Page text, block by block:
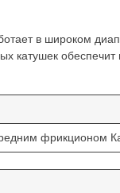
в широком
катушек
фрикционом